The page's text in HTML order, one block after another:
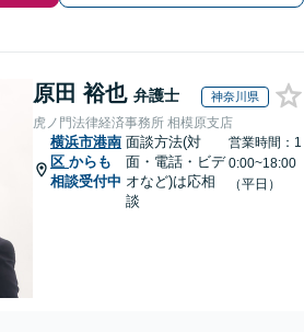
原田 裕也 弁護士 神奈川県
虎ノ門法律経済事務所 相模原支店
横浜市港南
区 からも
相談受付中
面談方法(対
面・電話・ビデ
オなど)は応相
談
営業時間：1
0:00~18:00
（平日）